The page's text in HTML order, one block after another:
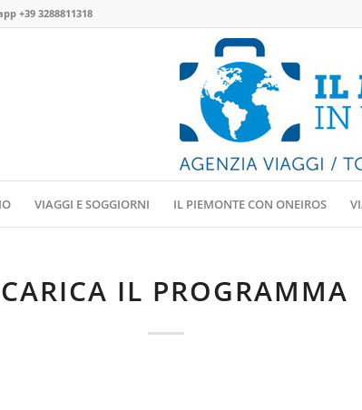
+39 3288811318
VIAGGI E SOGGIORNI IL PIEMONTE CON ONEIROS
IL PROGRAMMA